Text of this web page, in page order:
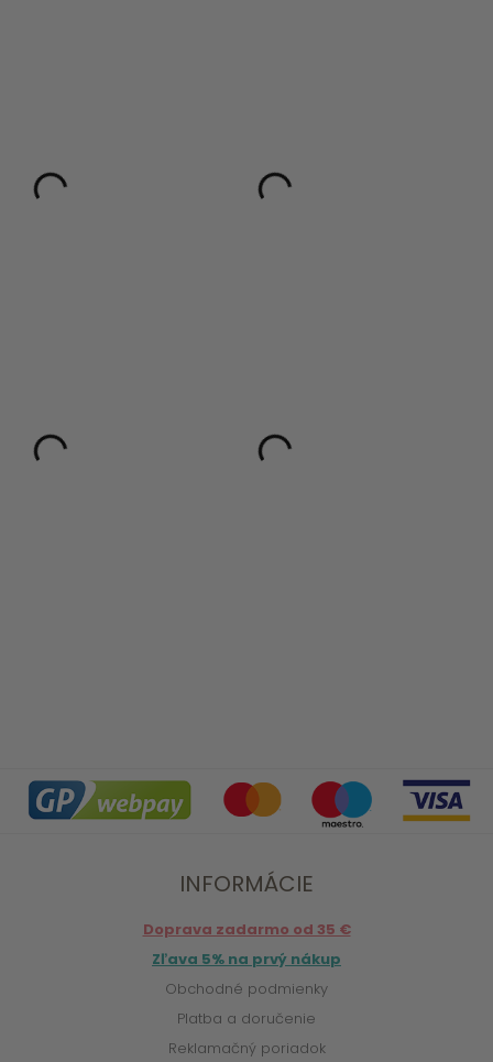
INFORMÁCIE
Doprava zadarmo od 35 €
Zľava 5% na prvý nákup
Obchodné podmienky
Platba a doručenie
Reklamačný poriadok